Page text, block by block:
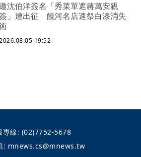
沈伯洋簽名「秀菜單遮蔣萬安親
」遭出征 饒河名店速祭白漆消失
19:52
專線: (02)7752-5678
: mnews.cs@mnews.tw